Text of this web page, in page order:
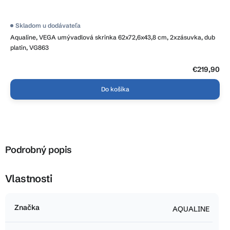
Aqualine, VEGA umývadlová skrinka 62x72,6x43,8 cm, 2xzásuvka, dub
platin, VG863
Skladom u dodávateľa
€219,90
Do košíka
Podrobný popis
Vlastnosti
Značka AQUALINE